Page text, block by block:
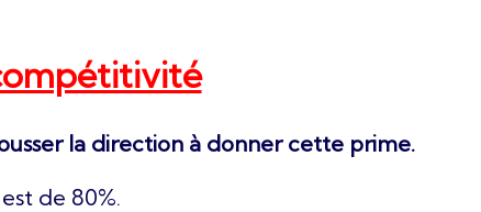
la direction à donner cette prime.
de 80%.